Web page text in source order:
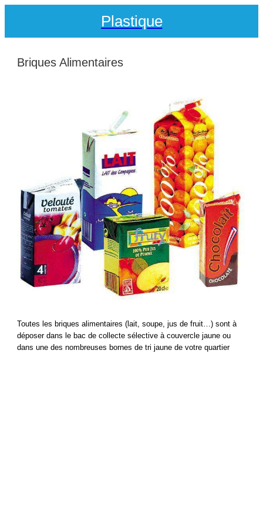
Plastique
Briques Alimentaires
Toutes les briques alimentaires (lait, soupe, jus de fruit…) sont à
déposer dans le bac de collecte sélective à couvercle jaune ou
dans une des nombreuses bornes de tri jaune de votre quartier